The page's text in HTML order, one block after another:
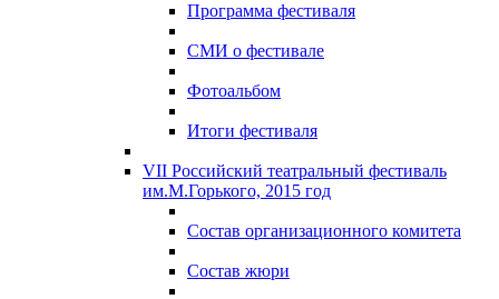
Программа фестиваля
СМИ о фестивале
Фотоальбом
Итоги фестиваля
VII Российский театральный фестиваль
им.М.Горького, 2015 год
Состав организационного комитета
Состав жюри